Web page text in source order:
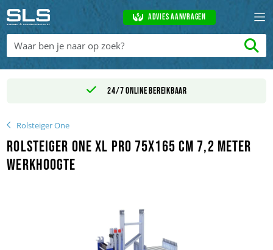
Advies aanvragen
24/7 online bereikbaar
Rolsteiger One
Rolsteiger One XL PRO 75x165 cm 7,2 meter
werkhoogte